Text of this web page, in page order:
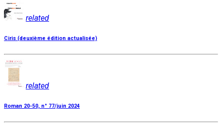
related
Ciris (deuxième édition actualisée)
related
Roman 20-50, n° 77/juin 2024